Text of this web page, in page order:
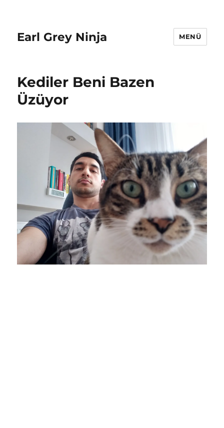
Earl Grey Ninja MENÜ
Kediler Beni Bazen
Üzüyor